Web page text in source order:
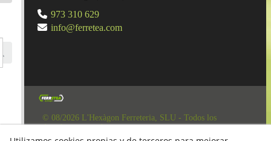
973 310 629
info@ferretea.com
© 08/2026 L'Hexàgon Ferreteria, SLU - Todos los
derechos reservados.